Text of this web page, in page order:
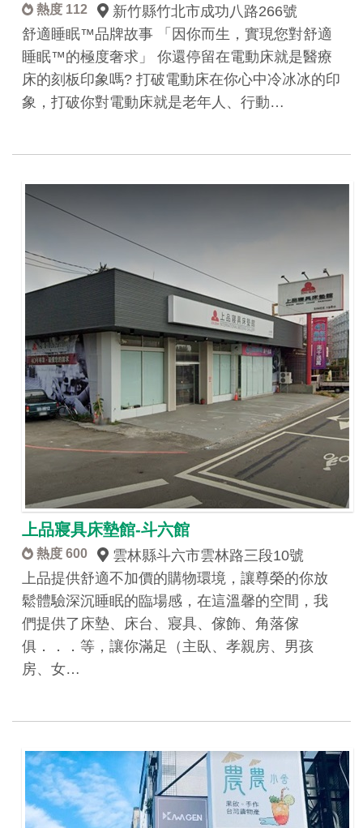
熱度 112
新竹縣竹北市成功八路266號
舒適睡眠™品牌故事 「因你而生，實現您對舒適
睡眠™的極度奢求」 你還停留在電動床就是醫療
床的刻板印象嗎? 打破電動床在你心中冷冰冰的印
象，打破你對電動床就是老年人、行動…
上品寢具床墊館-斗六館
熱度 600
雲林縣斗六市雲林路三段10號
上品提供舒適不加價的購物環境，讓尊榮的你放
鬆體驗深沉睡眠的臨場感，在這溫馨的空間，我
們提供了床墊、床台、寢具、傢飾、角落傢
俱．．．等，讓你滿足（主臥、孝親房、男孩
房、女…